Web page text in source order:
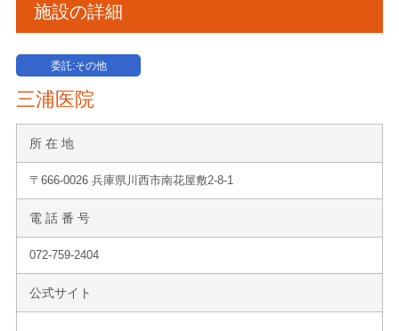
施設の詳細
委託:その他
三浦医院
所 在 地
〒666-0026 兵庫県川西市南花屋敷2-8-1
電 話 番 号
072-759-2404
公式サイト